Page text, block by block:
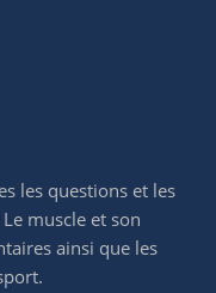
les questions et les
muscle et son
ainsi que les